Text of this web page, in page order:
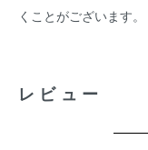
くことがございます。
レビュー